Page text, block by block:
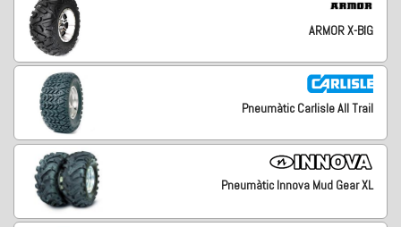
ARMOR X-BIG
Pneumàtic Carlisle All Trail
Pneumàtic Innova Mud Gear XL